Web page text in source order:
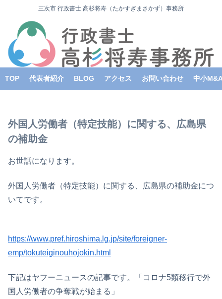
三次市 行政書士 高杉将寿（たかすぎまさかず）事務所
TOP 代表者紹介 BLOG アクセス お問い合わせ 中小
外国人労働者（特定技能）に関する、広島県
の補助金
お世話になります。
外国人労働者（特定技能）に関する、広島県の補助金につ
いてです。
https://www.pref.hiroshima.lg.jp/site/foreigner-
emp/tokuteiginouhojokin.html
下記はヤフーニュースの記事です。「コロナ5類移行で外
国人労働者の争奪戦が始まる」